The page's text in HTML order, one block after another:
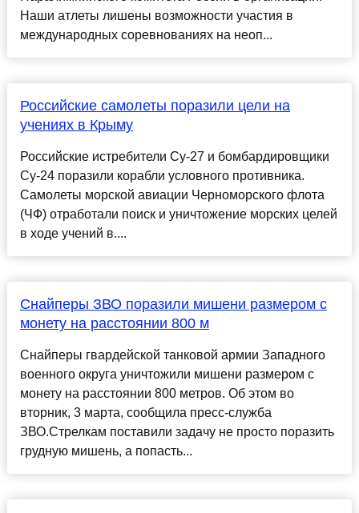
Наши атлеты лишены возможности участия в
международных соревнованиях на неоп...
Российские самолеты поразили цели на
учениях в Крыму
Российские истребители Су-27 и бомбардировщики
Су-24 поразили корабли условного противника.
Самолеты морской авиации Черноморского флота
(ЧФ) отработали поиск и уничтожение морских целей
в ходе учений в....
Снайперы ЗВО поразили мишени размером с
монету на расстоянии 800 м
Снайперы гвардейской танковой армии Западного
военного округа уничтожили мишени размером с
монету на расстоянии 800 метров. Об этом во
вторник, 3 марта, сообщила пресс-служба
ЗВО.Стрелкам поставили задачу не просто поразить
грудную мишень, а попасть...